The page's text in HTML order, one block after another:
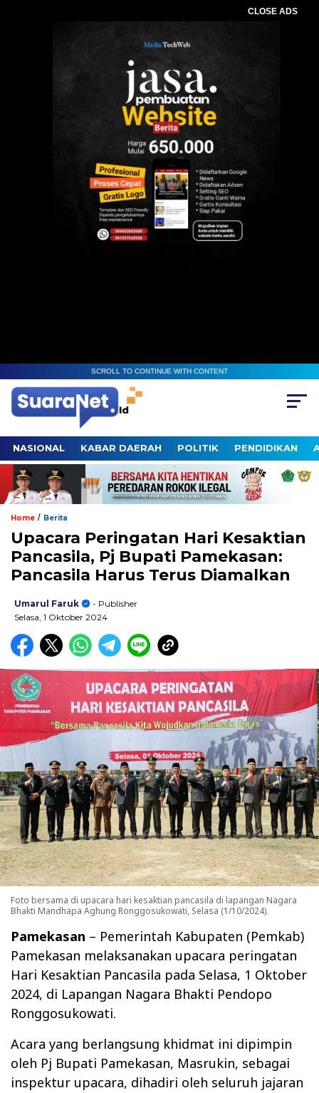
CLOSE ADS
SCROLL TO CONTINUE WITH CONTENT
NASIONAL KABAR DAERAH POLITIK PENDIDIKAN
Home / Berita
Upacara Peringatan Hari Kesaktian
Pancasila, Pj Bupati Pamekasan:
Pancasila Harus Terus Diamalkan
Umarul Faruk
- Publisher
Selasa, 1 Oktober 2024
Foto bersama di upacara hari kesaktian pancasila di lapangan Nagara
Bhakti Mandhapa Aghung Ronggosukowati, Selasa (1/10/2024).
Pamekasan – Pemerintah Kabupaten (Pemkab)
Pamekasan melaksanakan upacara peringatan
Hari Kesaktian Pancasila pada Selasa, 1 Oktober
2024, di Lapangan Nagara Bhakti Pendopo
Ronggosukowati.
Acara yang berlangsung khidmat ini dipimpin
oleh Pj Bupati Pamekasan, Masrukin, sebagai
inspektur upacara, dihadiri oleh seluruh jajaran